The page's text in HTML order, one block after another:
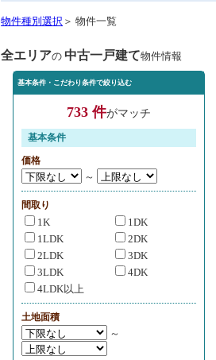
物件種別選択 ＞ 物件一覧
全エリアの 中古一戸建て物件情報
基本条件・こだわり条件で絞り込む
733 件がマッチ
基本条件
価格
～
間取り
1K
1DK
1LDK
2DK
2LDK
3DK
3LDK
4DK
4LDK以上
土地面積
～